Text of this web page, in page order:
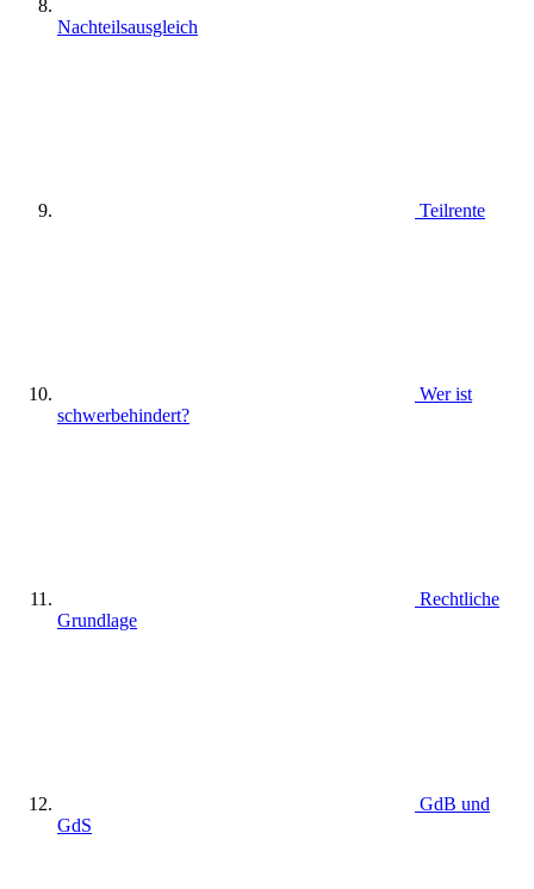
Nachteilsausgleich
Teilrente
Wer ist
schwerbehindert?
Rechtliche
Grundlage
GdB und
GdS